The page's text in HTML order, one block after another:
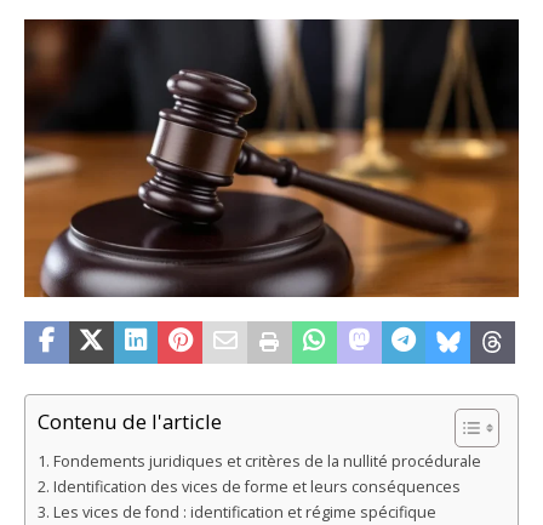
Contenu de l'article
Fondements juridiques et critères de la nullité procédurale
Identification des vices de forme et leurs conséquences
Les vices de fond : identification et régime spécifique